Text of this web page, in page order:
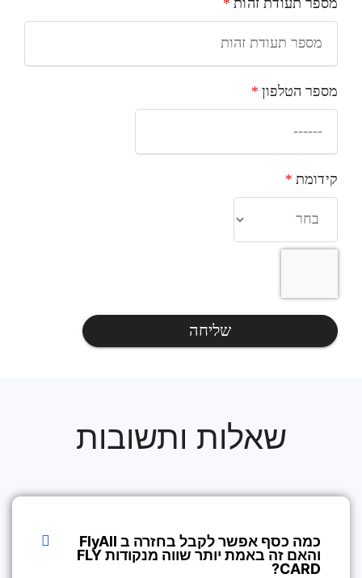
מספר הטלפון*
קידומת*
שליחה
שאלות ותשובות
כמה כסף אפשר לקבל בחזרה ב FlyAll
והאם זה באמת יותר שווה מנקודות FLY
CARD?